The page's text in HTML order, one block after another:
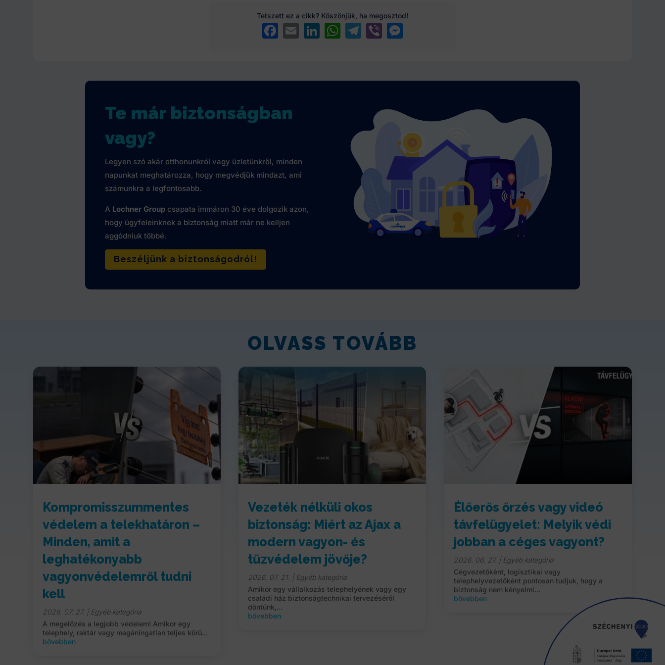
Tetszett ez a cikk? Köszönjük, ha megosztod!
Facebook
Email LinkedInWhatsAppTelegramViber
Te már biztonságban
vagy?
Legyen szó akár otthonunkról vagy üzletünkről, minden
napunkat meghatározza, hogy megvédjük mindazt, ami
számunkra a legfontosabb.
A Lochner Group csapata immáron 30 éve dolgozik azon,
hogy ügyfeleinknek a biztonság miatt már ne kelljen
aggódniuk többé.
Beszéljünk a biztonságodról!
OLVASS TOVÁBB
Kompromisszummentes
védelem a telekhatáron –
Minden, amit a
leghatékonyabb
vagyonvédelemről tudni
kell
2026. 07. 27. | Egyéb kategória
A megelőzés a legjobb védelem! Amikor egy
telephely, raktár vagy magáningatlan teljes körű...
bővebben
Vezeték nélküli okos
biztonság: Miért az Ajax a
modern vagyon- és
tűzvédelem jövője?
2026. 07. 21. | Egyéb kategória
Amikor egy vállalkozás telephelyének vagy egy
családi ház biztonságtechnikai tervezéséről
döntünk,...
bővebben
Élőerős őrzés vagy videó
távfelügyelet: Melyik védi
jobban a céges vagyont?
2026. 06. 27. | Egyéb kategória
Cégvezetőként, logisztikai vagy
telephelyvezetőként pontosan tudjuk, hogy a
biztonság nem kényelmi...
bővebben